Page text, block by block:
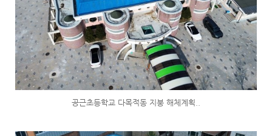
공근초등학교 다목적동 지붕 해체계획..